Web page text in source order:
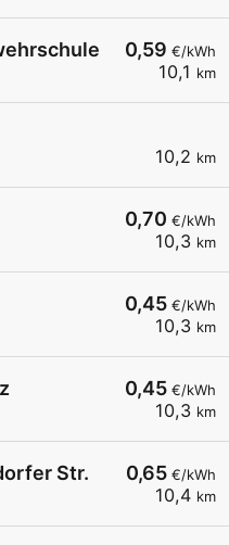
0,59 €/kWh
10,1 km
10,2 km
0,70 €/kWh
10,3 km
0,45 €/kWh
10,3 km
0,45 €/kWh
10,3 km
0,65 €/kWh
10,4 km
Str.